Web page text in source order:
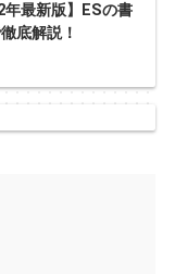
年最新版】ESの書
底解説！